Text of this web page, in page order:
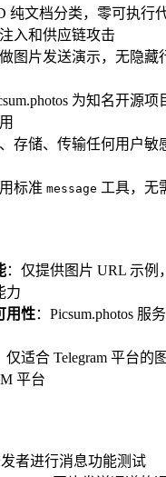
纯文档分类，零可执行
入和供应链攻击
图片发送演示，无隐藏
为知名开源项
存储、传输任何用户敏
标准 message 工具，无
：仅提供图片 URL 示例
力
用性：Picsum.photos 服
仅适合 Telegram 平台的
平台
发者进行消息功能测试